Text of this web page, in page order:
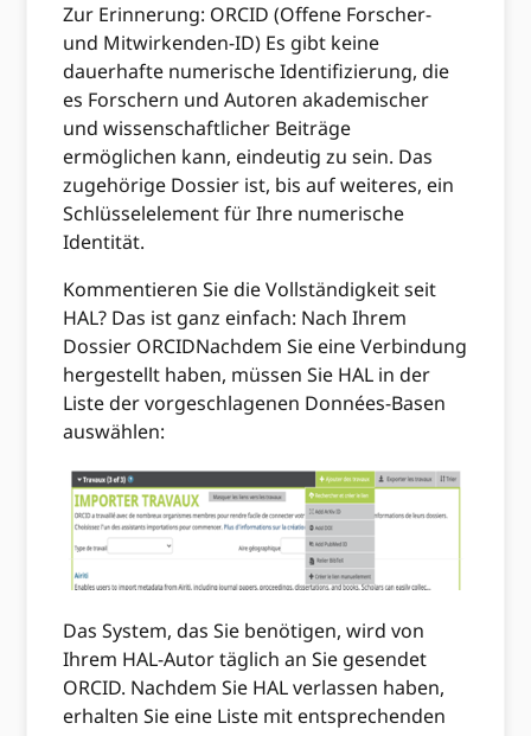
Zur Erinnerung: ORCID (Offene Forscher-
und Mitwirkenden-ID) Es gibt keine
dauerhafte numerische Identifizierung, die
es Forschern und Autoren akademischer
und wissenschaftlicher Beiträge
ermöglichen kann, eindeutig zu sein. Das
zugehörige Dossier ist, bis auf weiteres, ein
Schlüsselelement für Ihre numerische
Identität.
Kommentieren Sie die Vollständigkeit seit
HAL? Das ist ganz einfach: Nach Ihrem
Dossier ORCIDNachdem Sie eine Verbindung
hergestellt haben, müssen Sie HAL in der
Liste der vorgeschlagenen Données-Basen
auswählen:
Das System, das Sie benötigen, wird von
Ihrem HAL-Autor täglich an Sie gesendet
ORCID. Nachdem Sie HAL verlassen haben,
erhalten Sie eine Liste mit entsprechenden